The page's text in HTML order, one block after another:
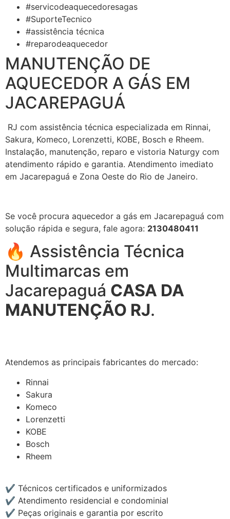
#servicodeaquecedoresagas
#SuporteTecnico
#assistência técnica
#reparodeaquecedor
MANUTENÇÃO DE
AQUECEDOR A GÁS EM
JACAREPAGUÁ
RJ com assistência técnica especializada em Rinnai,
Sakura, Komeco, Lorenzetti, KOBE, Bosch e Rheem.
Instalação, manutenção, reparo e vistoria Naturgy com
atendimento rápido e garantia. Atendimento imediato
em Jacarepaguá e Zona Oeste do Rio de Janeiro.
Se você procura aquecedor a gás em Jacarepaguá com
solução rápida e segura, fale agora: 2130480411
🔥 Assistência Técnica
Multimarcas em
Jacarepaguá CASA DA
MANUTENÇÃO RJ.
Atendemos as principais fabricantes do mercado:
Rinnai
Sakura
Komeco
Lorenzetti
KOBE
Bosch
Rheem
✔ Técnicos certificados e uniformizados
✔ Atendimento residencial e condominial
✔ Peças originais e garantia por escrito